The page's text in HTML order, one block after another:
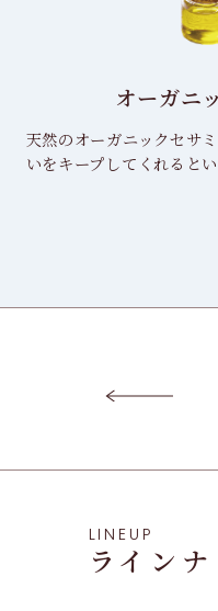
オーガニ
天然のオーガニックセサ
いをキープしてくれると
LINEUP
ライン